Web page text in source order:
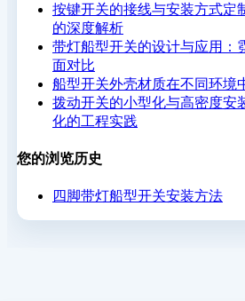
按键开关的接线与安装方式定
的深度解析
带灯船型开关的设计与应用：
面对比
船型开关外壳材质在不同环境
拨动开关的小型化与高密度安
化的工程实践
您的浏览历史
四脚带灯船型开关安装方法